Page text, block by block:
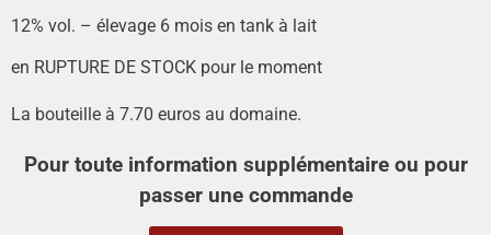
12% vol. – élevage 6 mois en tank à lait
en RUPTURE DE STOCK pour le moment
La bouteille à 7.70 euros au domaine.
Pour toute information supplémentaire ou pour
passer une commande